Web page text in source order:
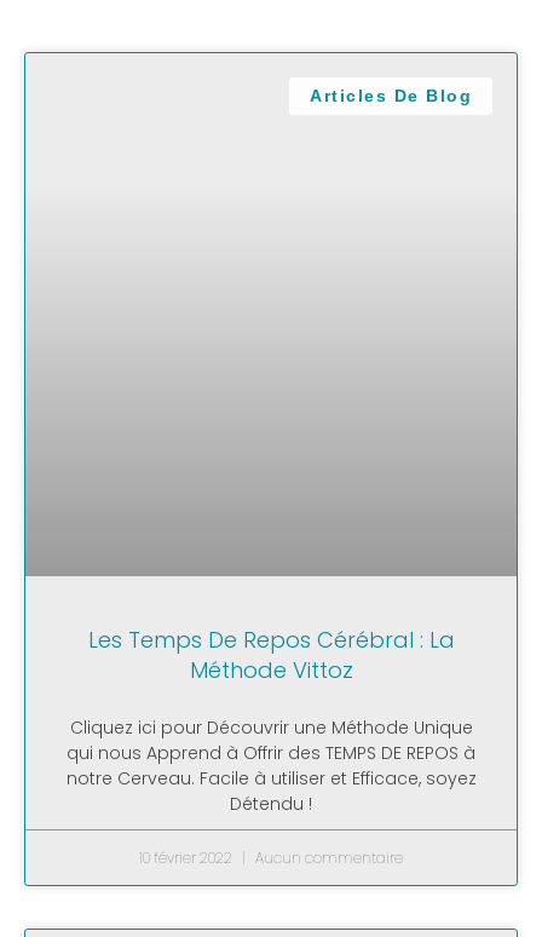
Articles De Blog
Les Temps De Repos Cérébral : La
Méthode Vittoz
Cliquez ici pour Découvrir une Méthode Unique
qui nous Apprend à Offrir des TEMPS DE REPOS à
notre Cerveau. Facile à utiliser et Efficace, soyez
Détendu !
10 février 2022 Aucun commentaire